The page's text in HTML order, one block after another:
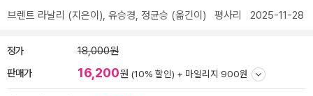
브렌트 라날리 (지은이), 유승경, 정균승 (옮긴이) 평사리 2025-11-28
정가 18,000원
판매가 16,200원 (10% 할인) + 마일리지 900원